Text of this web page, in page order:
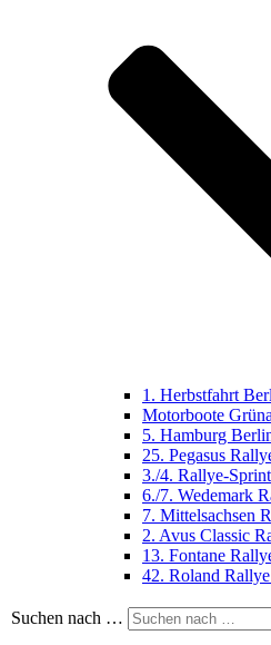
1. Herbstfahrt
Motorboote
5. Hamburg
25. Pegasus
3./4. Rallye-
6./7. Wedemark
7. Mittelsachsen
2. Avus Classic
13. Fontane
42. Roland
Suchen nach …